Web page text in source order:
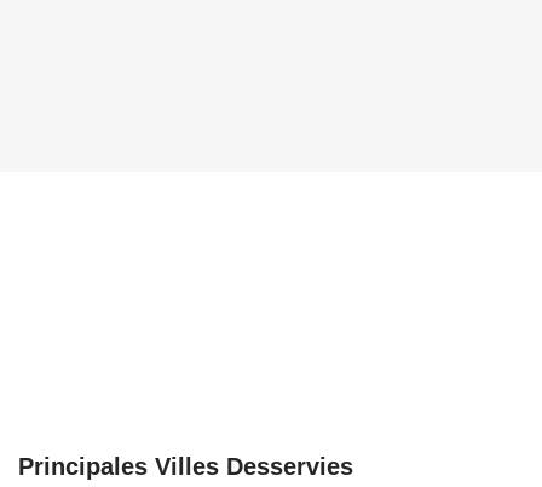
Principales Villes Desservies